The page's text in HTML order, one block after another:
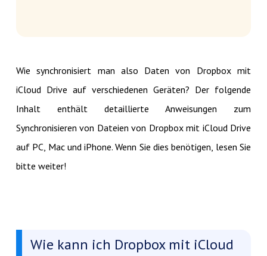
Wie synchronisiert man also Daten von Dropbox mit
iCloud Drive auf verschiedenen Geräten? Der folgende
Inhalt enthält detaillierte Anweisungen zum
Synchronisieren von Dateien von Dropbox mit iCloud Drive
auf PC, Mac und iPhone. Wenn Sie dies benötigen, lesen Sie
bitte weiter!
Wie kann ich Dropbox mit iCloud